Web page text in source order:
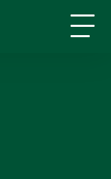
Mitmachen